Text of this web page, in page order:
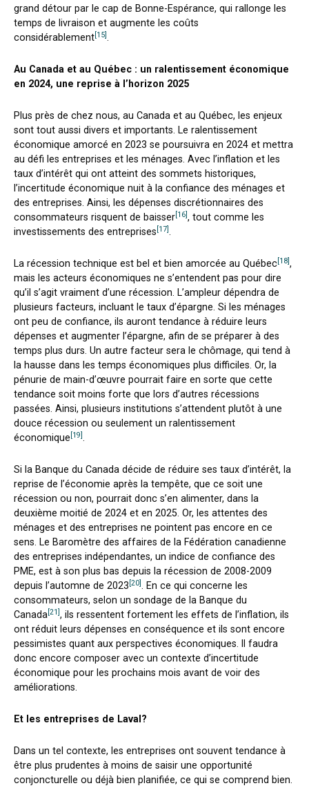
grand détour par le cap de Bonne-Espérance, qui rallonge les
temps de livraison et augmente les coûts
considérablement[15]
Au Canada et au Québec : un ralentissement économique
en 2024, une reprise à l’horizon 2025
Plus près de chez nous, au Canada et au Québec, les enjeux
sont tout aussi divers et importants. Le ralentissement
économique amorcé en 2023 se poursuivra en 2024 et mettra
au défi les entreprises et les ménages. Avec l’inflation et les
taux d’intérêt qui ont atteint des sommets historiques,
l’incertitude économique nuit à la confiance des ménages et
des entreprises. Ainsi, les dépenses discrétionnaires des
consommateurs risquent de baisser[16], tout comme les
investissements des entreprises [17]
La récession technique est bel et bien amorcée au Québec[18],
mais les acteurs économiques ne s’entendent pas pour dire
qu’il s’agit vraiment d’une récession. L’ampleur dépendra de
plusieurs facteurs, incluant le taux d’épargne. Si les ménages
ont peu de confiance, ils auront tendance à réduire leurs
dépenses et augmenter l’épargne, afin de se préparer à des
temps plus durs. Un autre facteur sera le chômage, qui tend à
la hausse dans les temps économiques plus difficiles. Or, la
pénurie de main-d’œuvre pourrait faire en sorte que cette
tendance soit moins forte que lors d’autres récessions
passées. Ainsi, plusieurs institutions s’attendent plutôt à une
douce récession ou seulement un ralentissement
économique [19]
Si la Banque du Canada décide de réduire ses taux d’intérêt, la
reprise de l’économie après la tempête, que ce soit une
récession ou non, pourrait donc s’en alimenter, dans la
deuxième moitié de 2024 et en 2025. Or, les attentes des
ménages et des entreprises ne pointent pas encore en ce
sens. Le Baromètre des affaires de la Fédération canadienne
des entreprises indépendantes, un indice de confiance des
PME, est à son plus bas depuis la récession de 2008-2009
depuis l’automne de 2023 [20]
. En ce qui concerne les
consommateurs, selon un sondage de la Banque du
Canada [21], ils ressentent fortement les effets de l’inflation, ils
ont réduit leurs dépenses en conséquence et ils sont encore
pessimistes quant aux perspectives économiques. Il faudra
donc encore composer avec un contexte d’incertitude
économique pour les prochains mois avant de voir des
améliorations.
Et les entreprises de Laval?
Dans un tel contexte, les entreprises ont souvent tendance à
être plus prudentes à moins de saisir une opportunité
conjoncturelle ou déjà bien planifiée, ce qui se comprend bien.